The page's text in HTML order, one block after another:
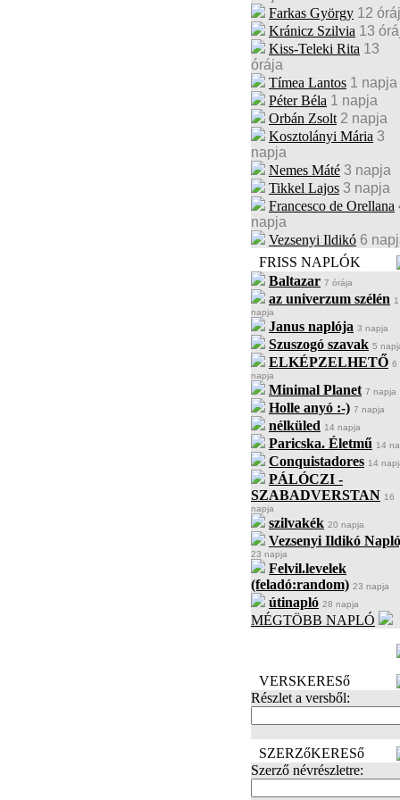
Farkas György 12
Kránicz Szilvia 13
Kiss-Teleki Rita 13
órája
Tímea Lantos 1 napja
Péter Béla 1 napja
Orbán Zsolt 2 napja
Kosztolányi Mária 3
napja
Nemes Máté 3 napja
Tikkel Lajos 3 napja
Francesco de Orellana
napja
Vezsenyi Ildikó 6
FRISS NAPLÓK
Baltazar 7 órája
az univerzum szélén 1
napja
Janus naplója 3 napja
Szuszogó szavak 5
ELKÉPZELHETŐ 6
napja
Minimal Planet 7 napja
Holle anyó :-) 7 napja
nélküled 14 napja
Paricska. Életmű 14
Conquistadores 14
PÁLÓCZI -
SZABADVERSTAN 16
napja
szilvakék 20 napja
Vezsenyi Ildikó
23 napja
Felvil.levelek
(feladó:random) 23 napja
útinapló 28 napja
MÉGTÖBB NAPLÓ
VERSKERESő
Részlet a versből:
SZERZőKERESő
Szerző névrészletre: